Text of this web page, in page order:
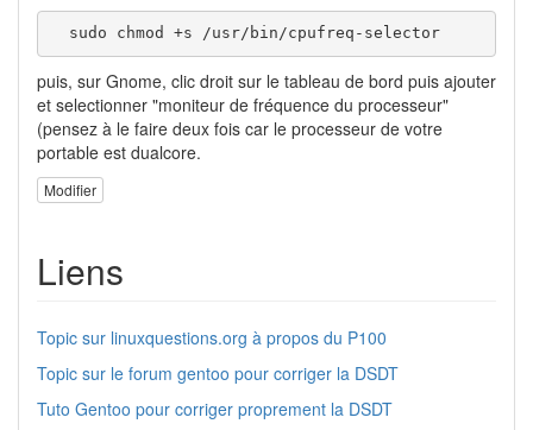
  sudo chmod +s /usr/bin/cpufreq-selector
puis, sur Gnome, clic droit sur le tableau de bord puis ajouter
et selectionner "moniteur de fréquence du processeur"
(pensez à le faire deux fois car le processeur de votre
portable est dualcore.
Modifier
Liens
Topic sur linuxquestions.org à propos du P100
Topic sur le forum gentoo pour corriger la DSDT
Tuto Gentoo pour corriger proprement la DSDT